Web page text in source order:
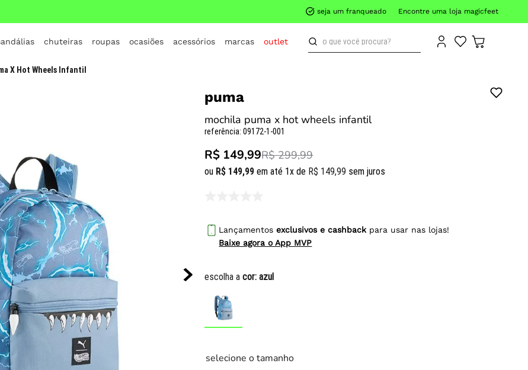
seja um franqueado Encontre uma loja magicfeet
chuteiras roupas ocasiões acessórios marcas outlet
o que você procura?
X Hot Wheels Infantil
puma
mochila puma x hot wheels infantil
referência:09172-1-001
R$ 149,99R$ 299,99
ou R$ 149,99 em até 1x de R$ 149,99 sem juros
Lançamentosexclusivos e cashback para usar nas lojas!
Baixe agora o App MVP
escolha acor:azul
selecione o tamanho
TERMOS MAIS BUSCADOS
º
tenis
6º
croc
7º
all star
8º
vans
tênis infantil
10º chuteira